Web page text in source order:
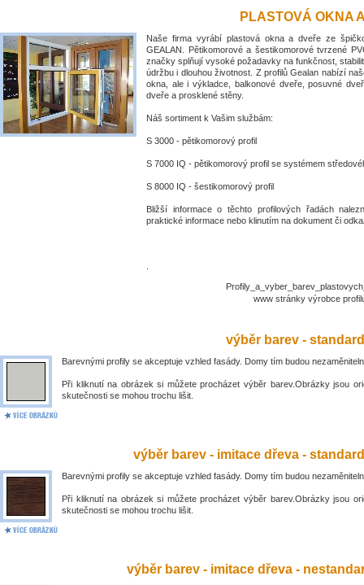
PLASTOVÁ OKNA
Naše firma vyrábí plastová okna a dveře ze
GEALAN. Pětikomorové a šestikomorové tvrzené
značky splňují vysoké požadavky na funkčnost,
údržbu i dlouhou životnost. Z profilů Gealan nabízí
okna, ale i výkladce, balkonové dveře, posuvné
dveře a prosklené stěny.
Náš sortiment k Vašim službám:
S 3000 - pětikomorový profil
S 7000 IQ - pětikomorový profil se systémem
S 8000 IQ - šestikomorový profil
Bližší informace o těchto profilových řadách
praktické informace nebo klinutím na dokument či
www stránky výrobce
výběr barev -
Barevnými profily se akceptuje vzhled fasády. Domy tím budou
Při kliknutí na obrázek si můžete procházet výběr barev.Obrázky jsou
skutečnosti se mohou trochu lišit.
výběr barev - imitace dřeva -
Barevnými profily se akceptuje vzhled fasády. Domy tím budou
Při kliknutí na obrázek si můžete procházet výběr barev.Obrázky jsou
skutečnosti se mohou trochu lišit.
výběr barev - imitace dřeva -